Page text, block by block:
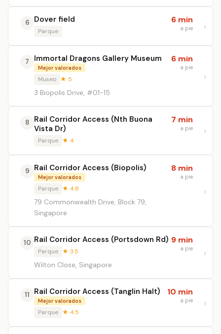
6 Dover field
Parque
6 min
a pie
7 Immortal Dragons Gallery Museum
Mejor valorados
Museo ★ 5
3 Biopolis Drive, #01-15
6 min
a pie
8
Rail Corridor Access (Nth Buona
Vista Dr)
Parque ★ 4
7 min
a pie
9 Rail Corridor Access (Biopolis)
Mejor valorados
Parque ★ 4.8
79 Commonwealth Drive, Block 79,
Singapore
8 min
a pie
10 Rail Corridor Access (Portsdown Rd)
Parque ★ 3.5
Wilton Close, Singapore
9 min
a pie
11 Rail Corridor Access (Tanglin Halt)
Mejor valorados
Parque ★ 4.5
10 min
a pie